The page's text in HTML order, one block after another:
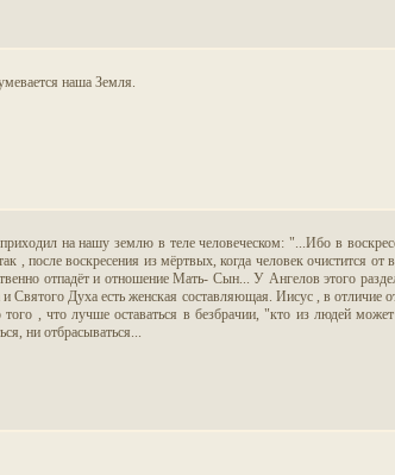
наша Земля.
на нашу землю в теле человеческом: "...Ибо в
после воскресения из мёртвых, когда человек очистится от
отпадёт и отношение Мать- Сын... У Ангелов этого
Святого Духа есть женская составляющая. Иисус , в отличие
, что лучше оставаться в безбрачии, "кто из людей
ни отбрасываться...